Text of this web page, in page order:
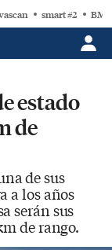
smart #2
estado
de
de sus
a los años
serán sus
de rango.